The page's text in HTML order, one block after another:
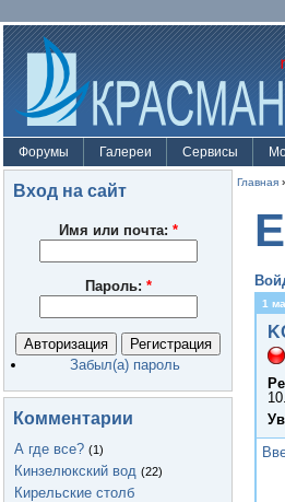
Форумы Галереи Сервисы
Вход на сайт
Имя или почта: *
Пароль: *
Забыл(а) пароль
Комментарии
А где все? (1)
Кинзелюкский вод (22)
Кирельские столб
Главная
1